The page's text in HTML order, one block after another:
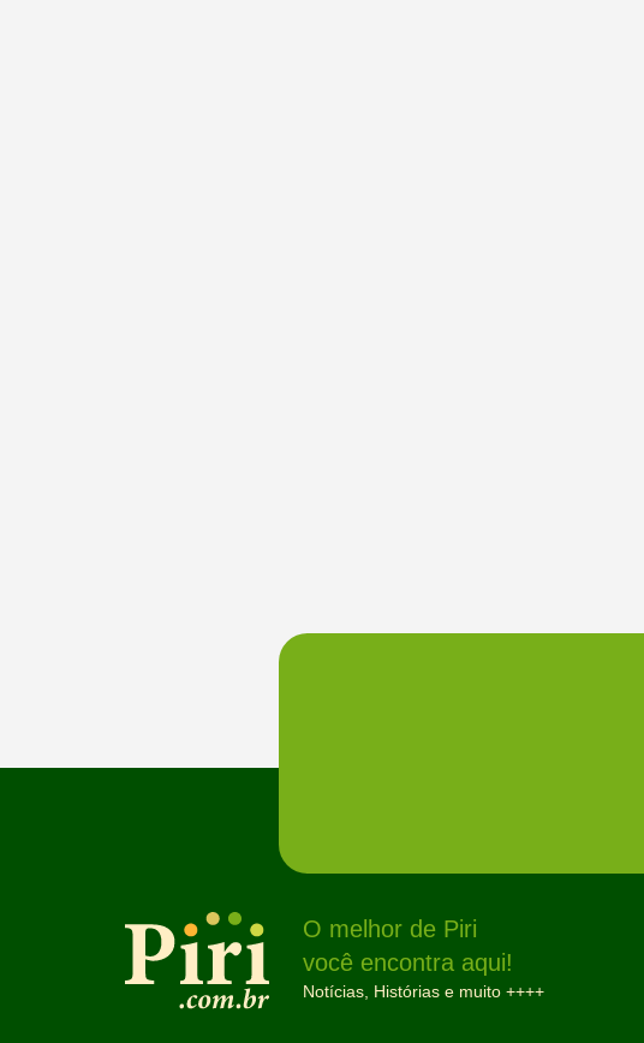
O melhor de Piri
você encontra aqui!
Notícias, Histórias e muito ++++